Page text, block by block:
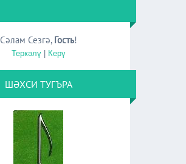
Сәлам Сезгә, Гость!
Теркәлү| Керү
ШӘХСИ ТУГЪРА